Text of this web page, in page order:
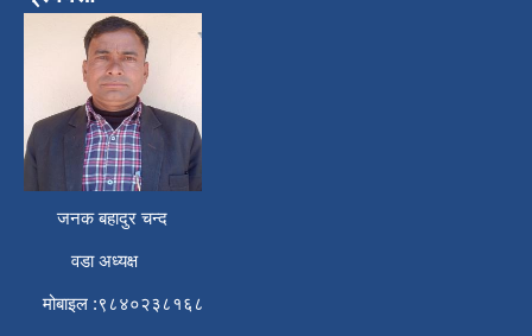
जनक बहादुर चन्द
वडा अध्यक्ष
मोबाइल :९८४०२३८१६८